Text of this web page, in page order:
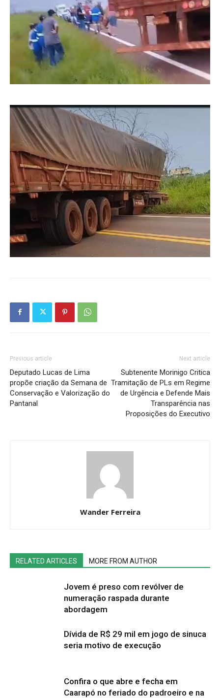
Previous article
Deputado Lucas de Lima
propõe criação da Semana de
Conservação e Valorização do
Pantanal
Next article
Subtenente Morinigo Critica
Tramitação de PLs em Regime
de Urgência e Defende Mais
Transparência nas
Proposições do Executivo
Wander Ferreira
RELATED ARTICLES MORE FROM AUTHOR
Jovem é preso com revólver de
numeração raspada durante
abordagem
Dívida de R$ 29 mil em jogo de sinuca
seria motivo de execução
Confira o que abre e fecha em
Caarapó no feriado do padroeiro e na